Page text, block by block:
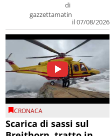
di
gazzettamatin
il 07/08/2026
CRONACA
Scarica di sassi sul